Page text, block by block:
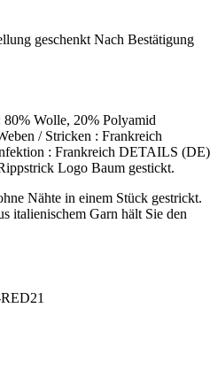
geschenkt Nach Bestätigung
Wolle, 20% Polyamid
/ Stricken : Frankreich
: Frankreich DETAILS (DE)
Logo Baum gestickt.
Nähte in einem Stück gestrickt.
italienischem Garn hält Sie den